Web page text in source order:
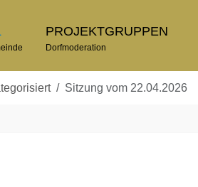
PROJEKTGRUPPEN
Dorfmoderation
Sitzung vom 22.04.2026